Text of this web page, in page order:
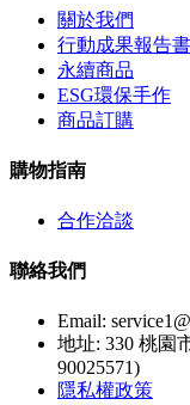
關於我們
行動成果報告書
永續商品
ESG環保手作
商品訂購
購物指南
合作洽談
聯絡我們
Email:
地址: 330 桃園
90025571)
隱私權政策